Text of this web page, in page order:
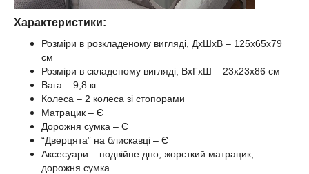
Характеристики:
Розміри в розкладеному вигляді, ДхШхВ – 125х65х79
см
Розміри в складеному вигляді, ВхГхШ – 23х23х86 см
Вага – 9,8 кг
Колеса – 2 колеса зі стопорами
Матрацик – Є
Дорожня сумка – Є
“Дверцята” на блискавці – Є
Аксесуари – подвійне дно, жорсткий матрацик,
дорожня сумка